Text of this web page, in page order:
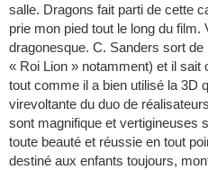
salle. Dragons fait parti de cette
prie mon pied tout le long du
dragonesque. C. Sanders sort
« Roi Lion » notamment) et il sait
tout comme il a bien utilisé la 3D
virevoltante du duo de
sont magnifique et vertigineuses
toute beauté et réussie en tout
destiné aux enfants toujours,